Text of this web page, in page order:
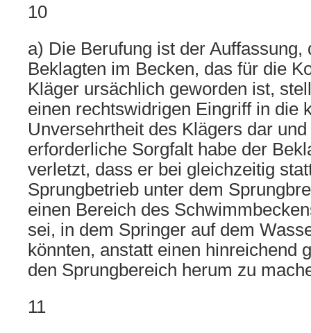
10
a) Die Berufung ist der
Beklagten im Becken, das für die
Kläger ursächlich geworden ist,
einen rechtswidrigen Eingriff in die
Unversehrtheit des Klägers dar
erforderliche Sorgfalt habe der
verletzt, dass er bei gleichzeitig
Sprungbetrieb unter dem
einen Bereich des
sei, in dem Springer auf dem
könnten, anstatt einen hinreichend
den Sprungbereich herum zu
11